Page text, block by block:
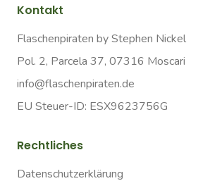
Kontakt
Flaschenpiraten by Stephen Nickel
Pol. 2, Parcela 37, 07316 Moscari
info@flaschenpiraten.de
EU Steuer-ID: ESX9623756G
Rechtliches
Datenschutzerklärung